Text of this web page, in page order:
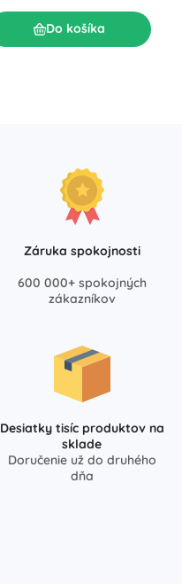
Do košíka
Záruka spokojnosti
600 000+ spokojných
zákazníkov
Desiatky tisíc produktov na
sklade
Doručenie už do druhého
dňa